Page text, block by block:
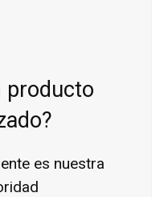
producto
es nuestra